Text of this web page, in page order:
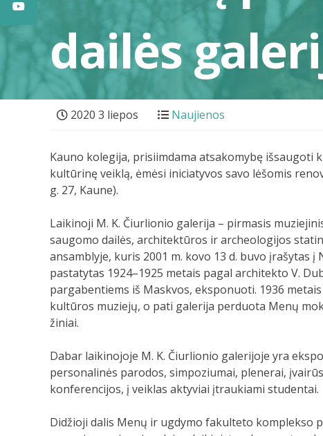
dailės
2020 3 liepos Naujienos
Kauno kolegija, prisiimdama atsakomybę
kultūrinę veiklą, ėmėsi iniciatyvos savo lėšomis
g. 27, Kaune).
Laikinoji M. K. Čiurlionio galerija – pirmasis
saugomo dailės, architektūros ir archeologijos
ansamblyje, kuris 2001 m. kovo 13 d. buvo
pastatytas 1924–1925 metais pagal architekto V.
pargabentiems iš Maskvos, eksponuoti. 1936
kultūros muziejų, o pati galerija perduota Menų
žiniai.
Dabar laikinojoje M. K. Čiurlionio galerijoje yra
personalinės parodos, simpoziumai, plenerai,
konferencijos, į veiklas aktyviai įtraukiami studentai.
Didžioji dalis Menų ir ugdymo fakulteto